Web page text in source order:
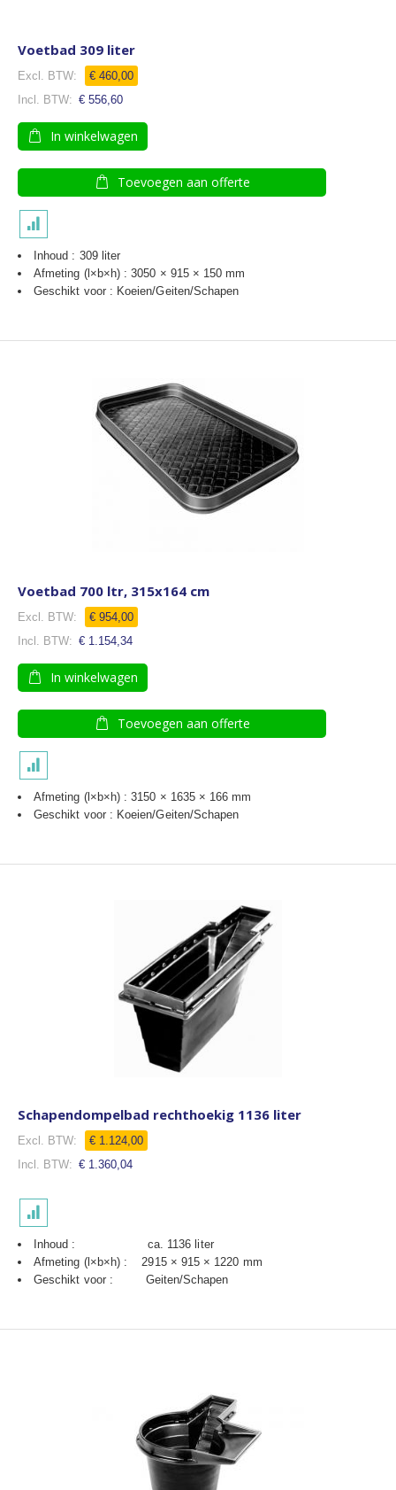
Voetbad 309 liter
€ 460,00
€ 556,60
In winkelwagen
Toevoegen aan offerte
Inhoud : 309 liter
Afmeting (l×b×h) : 3050 × 915 × 150 mm
Geschikt voor : Koeien/Geiten/Schapen
Voetbad 700 ltr, 315x164 cm
€ 954,00
€ 1.154,34
In winkelwagen
Toevoegen aan offerte
Afmeting (l×b×h) : 3150 × 1635 × 166 mm
Geschikt voor : Koeien/Geiten/Schapen
Schapendompelbad rechthoekig 1136 liter
€ 1.124,00
€ 1.360,04
Inhoud : ca. 1136 liter
Afmeting (l×b×h) : 2915 × 915 × 1220 mm
Geschikt voor : Geiten/Schapen